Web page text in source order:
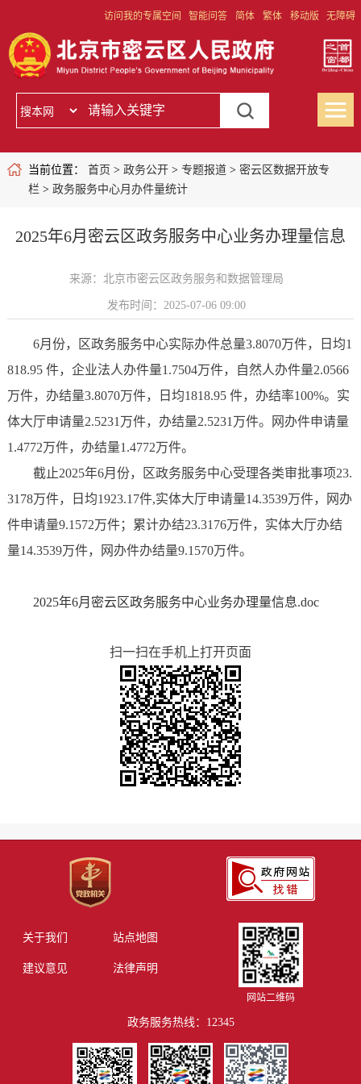
访问我的专属空间 智能问答 简体 繁体 移动版 无障碍
当前位置： 首页 > 政务公开> 专题报道> 密云区数据开放专
栏 > 政务服务中心月办件量统计
2025年6月密云区政务服务中心业务办理量信息
来源：北京市密云区政务服务和数据管理局
发布时间：2025-07-06 09:00
6月份，区政务服务中心实际办件总量3.8070万件，日均1
818.95 件，企业法人办件量1.7504万件，自然人办件量2.0566
万件，办结量3.8070万件，日均1818.95 件，办结率100%。实
体大厅申请量2.5231万件，办结量2.5231万件。网办件申请量
1.4772万件，办结量1.4772万件。
截止2025年6月份，区政务服务中心受理各类审批事项23.
3178万件，日均1923.17件,实体大厅申请量14.3539万件，网办
件申请量9.1572万件；累计办结23.3176万件，实体大厅办结
量14.3539万件，网办件办结量9.1570万件。
2025年6月密云区政务服务中心业务办理量信息.doc
扫一扫在手机上打开页面
关于我们 站点地图
建议意见 法律声明
网站二维码
政务服务热线：12345